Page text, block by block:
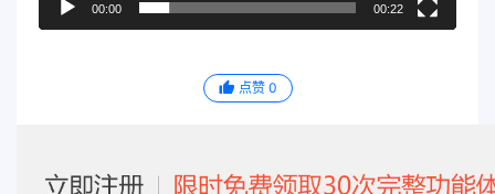
00:00 00:22
点赞 0